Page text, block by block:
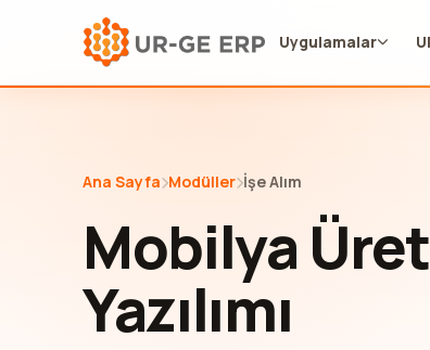
Uygulamalar
Ana Sayfa Modüller İşe Alım
Mobilya
Yazılımı